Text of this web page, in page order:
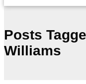
Posts
Williams